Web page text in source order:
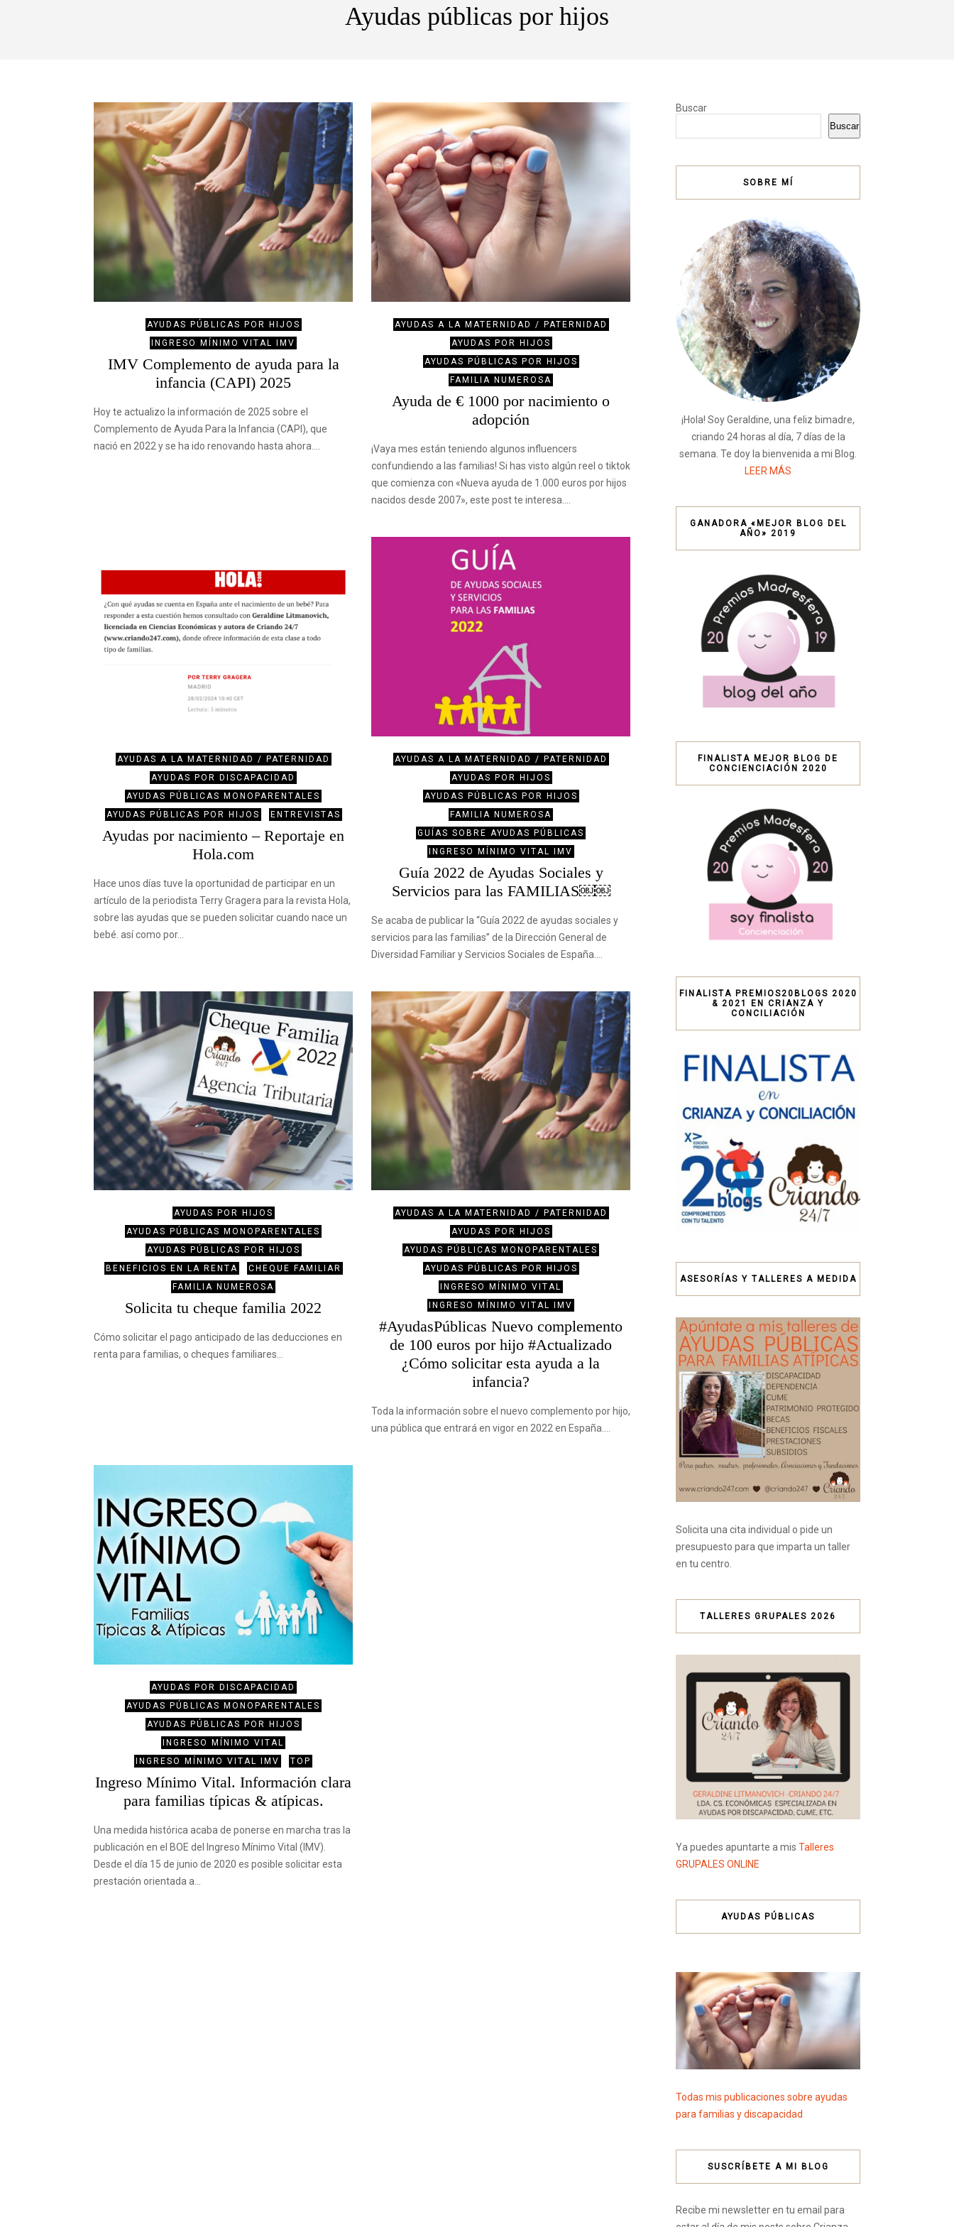
Ayudas públicas por hijos
AYUDAS PÚBLICAS POR HIJOS
INGRESO MÍNIMO VITAL IMV
IMV Complemento de ayuda para la
infancia (CAPI) 2025
Hoy te actualizo la información de 2025 sobre el
Complemento de Ayuda Para la Infancia (CAPI), que
nació en 2022 y se ha ido renovando hasta ahora.…
AYUDAS A LA MATERNIDAD / PATERNIDAD
AYUDAS POR HIJOS
AYUDAS PÚBLICAS POR HIJOS
FAMILIA NUMEROSA
Ayuda de € 1000 por nacimiento o
adopción
¡Vaya mes están teniendo algunos influencers
confundiendo a las familias! Si has visto algún reel o tiktok
que comienza con «Nueva ayuda de 1.000 euros por hijos
nacidos desde 2007», este post te interesa.…
AYUDAS A LA MATERNIDAD / PATERNIDAD
AYUDAS POR DISCAPACIDAD
AYUDAS PÚBLICAS MONOPARENTALES
AYUDAS PÚBLICAS POR HIJOS
ENTREVISTAS
Ayudas por nacimiento – Reportaje en
Hola.com
Hace unos días tuve la oportunidad de participar en un
artículo de la periodista Terry Gragera para la revista Hola,
sobre las ayudas que se pueden solicitar cuando nace un
bebé. así como por…
AYUDAS A LA MATERNIDAD / PATERNIDAD
AYUDAS POR HIJOS
AYUDAS PÚBLICAS POR HIJOS
FAMILIA NUMEROSA
GUÍAS SOBRE AYUDAS PÚBLICAS
INGRESO MÍNIMO VITAL IMV
Guía 2022 de Ayudas Sociales y
Servicios para las FAMILIAS￼￼
Se acaba de publicar la “Guía 2022 de ayudas sociales y
servicios para las familias” de la Dirección General de
Diversidad Familiar y Servicios Sociales de España.…
AYUDAS POR HIJOS
AYUDAS PÚBLICAS MONOPARENTALES
AYUDAS PÚBLICAS POR HIJOS
BENEFICIOS EN LA RENTA
CHEQUE FAMILIAR
FAMILIA NUMEROSA
Solicita tu cheque familia 2022
Cómo solicitar el pago anticipado de las deducciones en
renta para familias, o cheques familiares…
AYUDAS A LA MATERNIDAD / PATERNIDAD
AYUDAS POR HIJOS
AYUDAS PÚBLICAS MONOPARENTALES
AYUDAS PÚBLICAS POR HIJOS
INGRESO MÍNIMO VITAL
INGRESO MÍNIMO VITAL IMV
#AyudasPúblicas Nuevo complemento
de 100 euros por hijo #Actualizado
¿Cómo solicitar esta ayuda a la
infancia?
Toda la información sobre el nuevo complemento por hijo,
una pública que entrará en vigor en 2022 en España.…
AYUDAS POR DISCAPACIDAD
AYUDAS PÚBLICAS MONOPARENTALES
AYUDAS PÚBLICAS POR HIJOS
INGRESO MÍNIMO VITAL
INGRESO MÍNIMO VITAL IMV
TOP
Ingreso Mínimo Vital. Información clara
para familias típicas & atípicas.
Una medida histórica acaba de ponerse en marcha tras la
publicación en el BOE del Ingreso Mínimo Vital (IMV).
Desde el día 15 de junio de 2020 es posible solicitar esta
prestación orientada a…
Buscar
Buscar
SOBRE MÍ
¡Hola! Soy Geraldine, una feliz bimadre,
criando 24 horas al día, 7 días de la
semana. Te doy la bienvenida a mi Blog.
LEER MÁS
GANADORA «MEJOR BLOG DEL
AÑO» 2019
FINALISTA MEJOR BLOG DE
CONCIENCIACIÓN 2020
FINALISTA PREMIOS20BLOGS 2020
& 2021 EN CRIANZA Y
CONCILIACIÓN
ASESORÍAS Y TALLERES A MEDIDA
Solicita una cita individual o pide un
presupuesto para que imparta un taller
en tu centro.
TALLERES GRUPALES 2026
Ya puedes apuntarte a mis Talleres
GRUPALES ONLINE
AYUDAS PÚBLICAS
Todas mis publicaciones sobre ayudas
para familias y discapacidad
SUSCRÍBETE A MI BLOG
Recibe mi newsletter en tu email para